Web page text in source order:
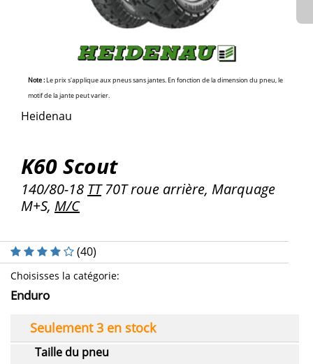
Note :Le prix s'applique aux pneus sans jantes. En fonction de la dimension du pneu, le
motif de la jante peut varier.
Heidenau
K60 Scout
140/80-18 TT70T roue arrière, Marquage
M+S, M/C
Choisisses la catégorie:
Enduro
Taille du pneu
Seulement 3 en stock
(40)